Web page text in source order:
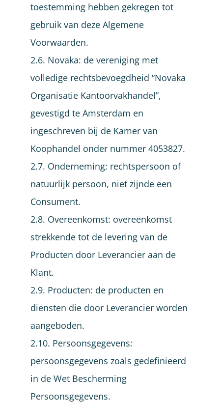
toestemming hebben gekregen tot
gebruik van deze Algemene
Voorwaarden.
2.6. Novaka: de vereniging met
volledige rechtsbevoegdheid “Novaka
Organisatie Kantoorvakhandel”,
gevestigd te Amsterdam en
ingeschreven bij de Kamer van
Koophandel onder nummer 4053827.
2.7. Onderneming: rechtspersoon of
natuurlijk persoon, niet zijnde een
Consument.
2.8. Overeenkomst: overeenkomst
strekkende tot de levering van de
Producten door Leverancier aan de
Klant.
2.9. Producten: de producten en
diensten die door Leverancier worden
aangeboden.
2.10. Persoonsgegevens:
persoonsgegevens zoals gedefinieerd
in de Wet Bescherming
Persoonsgegevens.